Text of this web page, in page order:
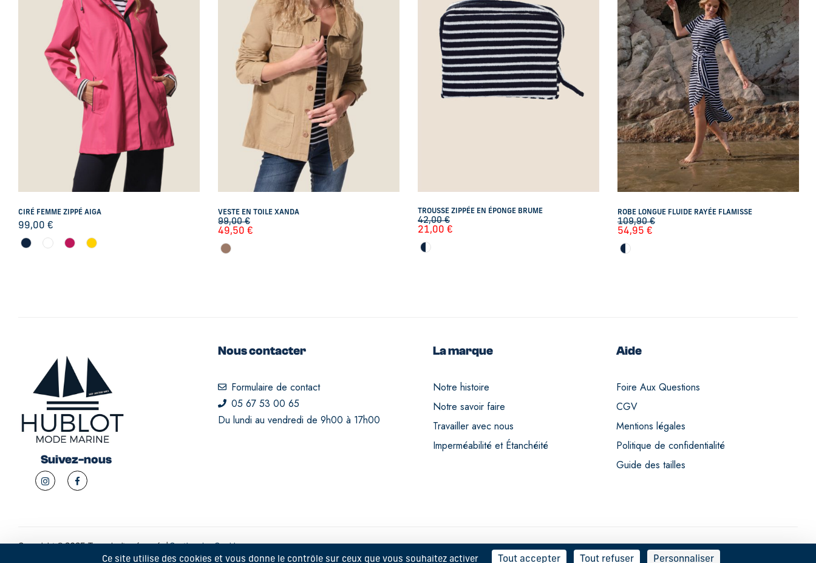
CIRÉ FEMME ZIPPÉ AIGA
99,00 €
VESTE EN TOILE XANDA
99,00€
49,50 €
TROUSSE ZIPPÉE EN ÉPONGE BRUME
42,00€
21,00 €
ROBE LONGUE FLUIDE RAYÉE FLAMISSE
109,90€
54,95 €
Suivez-nous
Nous contacter
Formulaire de contact
05 67 53 00 65
Du lundi au vendredi de 9h00 à 17h00
La marque
Notre histoire
Notre savoir faire
Travailler avec nous
Imperméabilité et Étanchéité
Aide
Foire Aux Questions
CGV
Mentions légales
Politique de confidentialité
Guide des tailles
Copyright © 2025. Tous droits réservés |Gestion des Cookies
Ce site utilise des cookies et vous donne le contrôle sur ceux que vous souhaitez activer Tout accepter Tout refuser Personnaliser